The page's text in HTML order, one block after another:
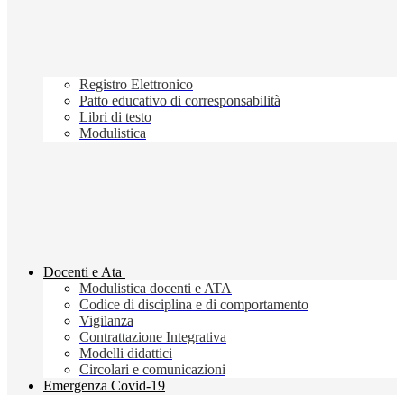
Registro Elettronico
Patto educativo di corresponsabilità
Libri di testo
Modulistica
Docenti e Ata
Modulistica docenti e ATA
Codice di disciplina e di comportamento
Vigilanza
Contrattazione Integrativa
Modelli didattici
Circolari e comunicazioni
Emergenza Covid-19